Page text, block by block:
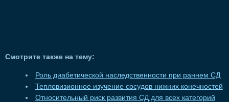
Смотрите также на тему:
Роль диабетической наследственности при раннем СД
Тепловизионное изучение сосудов нижних конечностей
Относительный риск развития СД для всех категорий